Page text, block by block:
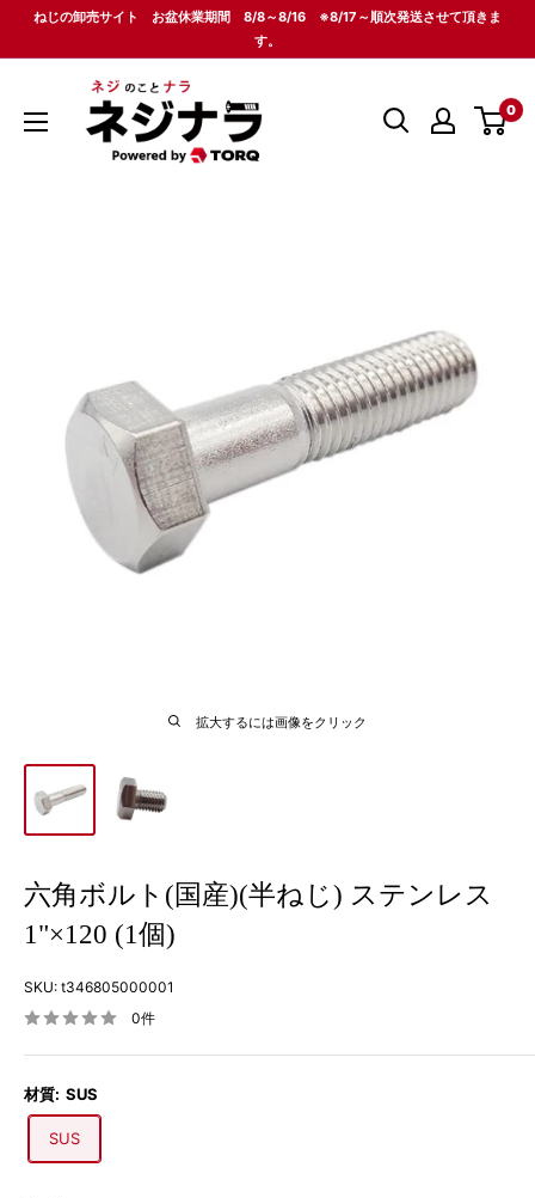
ねじの卸売サイト お盆休業期間 8/8～8/16 ※8/17～順次発送させて頂きま
す。
0
拡大するには画像をクリック
六角ボルト(国産)(半ねじ) ステンレス
1"×120 (1個)
SKU: t346805000001
0件
材質: SUS
SUS